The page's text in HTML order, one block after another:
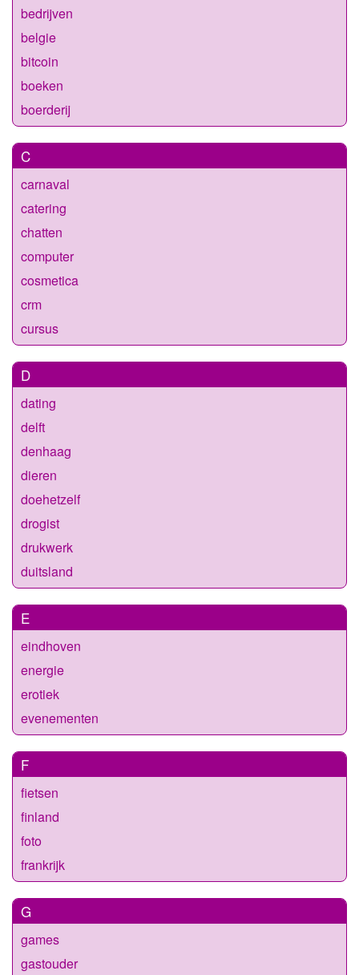
bedrijven
belgie
bitcoin
boeken
boerderij
C
carnaval
catering
chatten
computer
cosmetica
crm
cursus
D
dating
delft
denhaag
dieren
doehetzelf
drogist
drukwerk
duitsland
E
eindhoven
energie
erotiek
evenementen
F
fietsen
finland
foto
frankrijk
G
games
gastouder